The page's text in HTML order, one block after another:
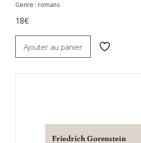
Genre : romans
18€
Ajouter au panier